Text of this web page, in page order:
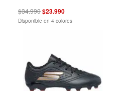
$34.990$23.990
Disponible en 4 colores